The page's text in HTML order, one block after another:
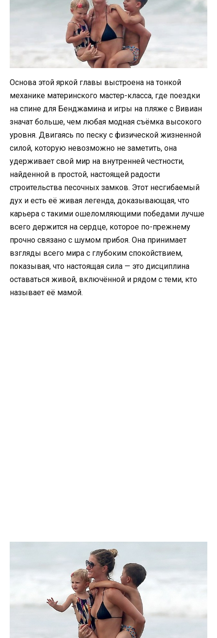
Основа этой яркой главы выстроена на тонкой
механике материнского мастер-класса, где поездки
на спине для Бенджамина и игры на пляже с Вивиан
значат больше, чем любая модная съёмка высокого
уровня. Двигаясь по песку с физической жизненной
силой, которую невозможно не заметить, она
удерживает свой мир на внутренней честности,
найденной в простой, настоящей радости
строительства песочных замков. Этот несгибаемый
дух и есть её живая легенда, доказывающая, что
карьера с такими ошеломляющими победами лучше
всего держится на сердце, которое по-прежнему
прочно связано с шумом прибоя. Она принимает
взгляды всего мира с глубоким спокойствием,
показывая, что настоящая сила — это дисциплина
оставаться живой, включённой и рядом с теми, кто
называет её мамой.